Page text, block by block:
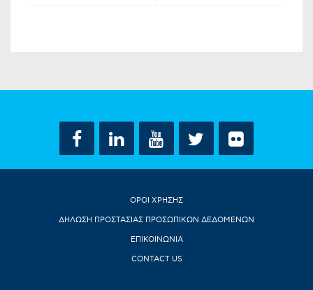
ΟΡΟΙ ΧΡΗΣΗΣ
ΔΗΛΩΣΗ ΠΡΟΣΤΑΣΙΑΣ ΠΡΟΣΩΠΙΚΩΝ ΔΕΔΟΜΕΝΩΝ
ΕΠΙΚΟΙΝΩΝΙΑ
CONTACT US